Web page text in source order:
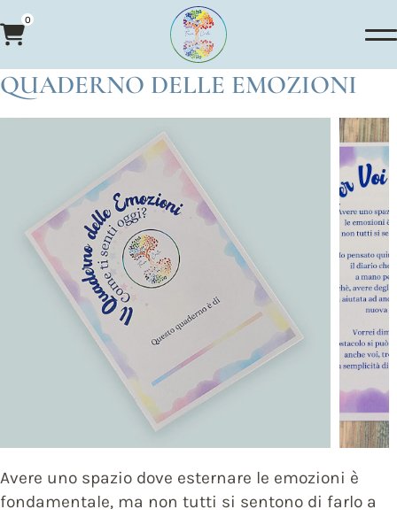
0
QUADERNO DELLE EMOZIONI
Avere uno spazio dove esternare le emozioni è
fondamentale, ma non tutti si sentono di farlo a